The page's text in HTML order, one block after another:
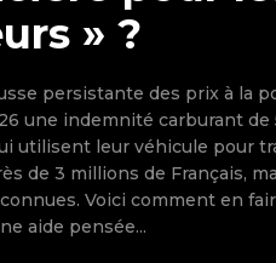
» ?
persistante des prix à la
une indemnité carburant
utilisent leur véhicule pour
de 3 millions de Français,
Voici comment en
Une aide pensée...